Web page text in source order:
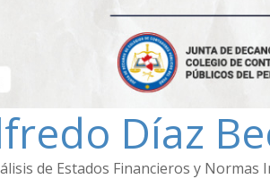
Díaz
de Estados Financieros y Normas